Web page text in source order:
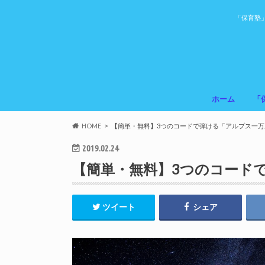
「保育
ホーム
HOME 【簡単・無料】3つのコードで弾ける「アルプス一
2019.02.24
【簡単・無料】3つのコー
ツイート シェア